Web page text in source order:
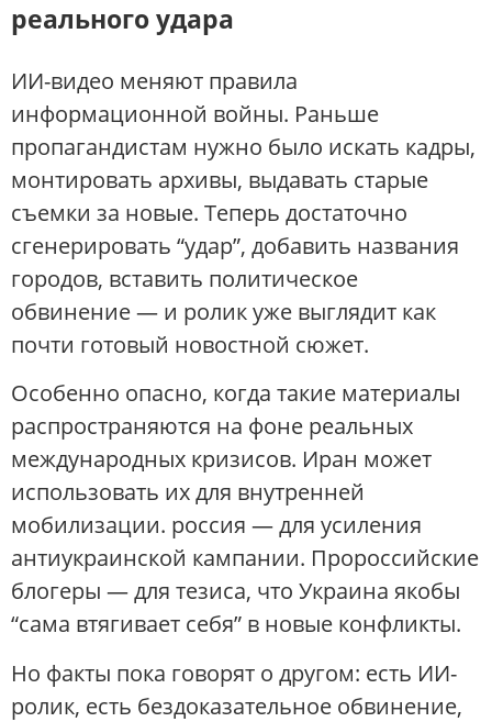
реального удара
ИИ-видео меняют правила
информационной войны. Раньше
пропагандистам нужно было искать кадры,
монтировать архивы, выдавать старые
съемки за новые. Теперь достаточно
сгенерировать “удар”, добавить названия
городов, вставить политическое
обвинение — и ролик уже выглядит как
почти готовый новостной сюжет.
Особенно опасно, когда такие материалы
распространяются на фоне реальных
международных кризисов. Иран может
использовать их для внутренней
мобилизации. россия — для усиления
антиукраинской кампании. Пророссийские
блогеры — для тезиса, что Украина якобы
“сама втягивает себя” в новые конфликты.
Но факты пока говорят о другом: есть ИИ-
ролик, есть бездоказательное обвинение,